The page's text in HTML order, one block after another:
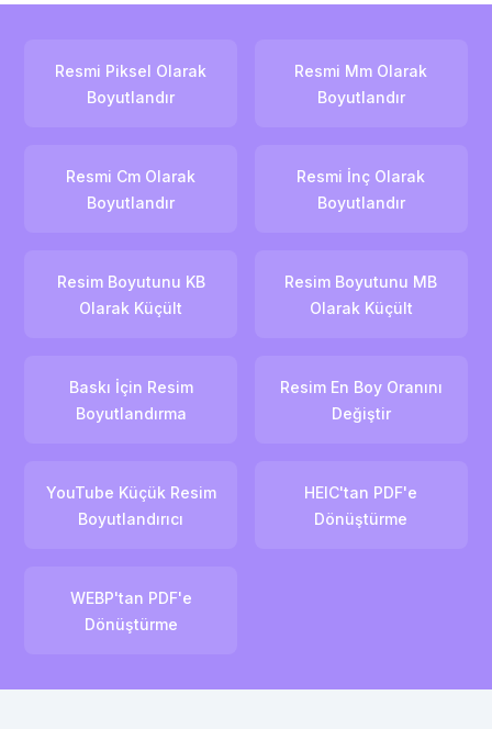
Resmi Piksel Olarak
Boyutlandır
Resmi Mm Olarak
Boyutlandır
Resmi Cm Olarak
Boyutlandır
Resmi İnç Olarak
Boyutlandır
Resim Boyutunu KB
Olarak Küçült
Resim Boyutunu MB
Olarak Küçült
Baskı İçin Resim
Boyutlandırma
Resim En Boy Oranını
Değiştir
YouTube Küçük Resim
Boyutlandırıcı
HEIC'tan PDF'e
Dönüştürme
WEBP'tan PDF'e
Dönüştürme